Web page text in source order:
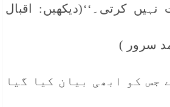
کرتی۔‘‘(دیکھیں: اقبال
سرور )
جس کو ابھی بیان کیا گیا